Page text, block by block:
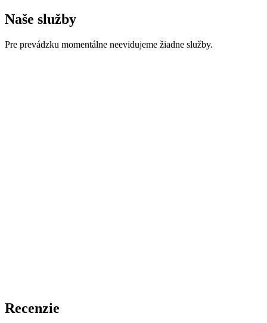
Naše služby
Pre prevádzku momentálne neevidujeme žiadne služby.
Recenzie